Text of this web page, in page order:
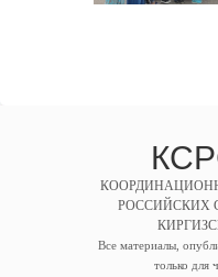
РОССИЙСКИХ
Все материалы,
только для